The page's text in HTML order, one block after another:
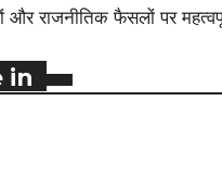
और राजनीतिक फैसलों पर
in